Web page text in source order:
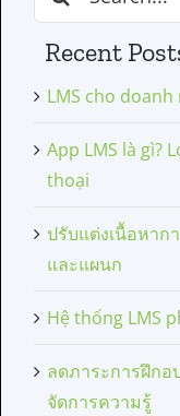
for:
Recent
LMS cho
App LMS là gì?
thoại
ปรับแต่งเนื้อหาก
และแผนก
Hệ thống LMS
ลดภาระการฝึกอ
จัดการความรู้